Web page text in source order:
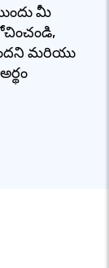
మీ
మరియు